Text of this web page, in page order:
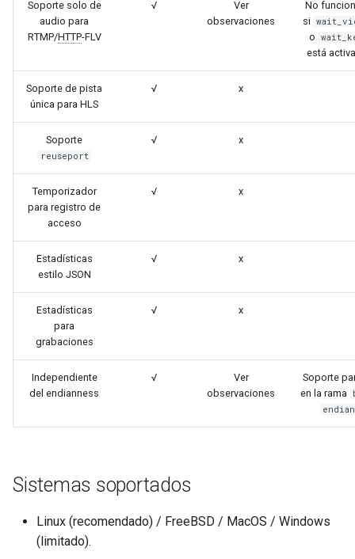
injection
jit-uuid
jq
jsonrpc-batch
jump-consistent-hash
jwt-verification
kafka
libcjson
libr3
limit-traffic
locations
Soporte solo de
audio para
RTMP/HTTP-FLV
√
Ver
observaciones
No
si
o
está
Soporte de pista
única para HLS
√ x
Soporte
reuseport
√ x
Temporizador
para registro de
acceso
√ x
Estadísticas
estilo JSON
√ x
Estadísticas
para
grabaciones
√ x
Independiente
del endianness
√
Ver
observaciones
Soporte
en la rama
endian
Sistemas soportados
Linux (recomendado) / FreeBSD / MacOS / Windows
(limitado).